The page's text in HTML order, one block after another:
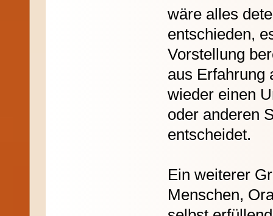
wäre alles
entschieden,
Vorstellung
aus Erfahrung
wieder einen
oder anderen
entscheidet.
Ein weiterer
Menschen,